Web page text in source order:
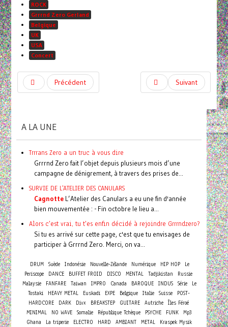
ROCK
Grrrnd Zero Gerland
Belgique
UK
USA
Concert
Précédent Suivant
A LA UNE
Trrrans Zero a un truc à vous dire
Grrrnd Zero fait l’objet depuis plusieurs mois d’une
campagne de dénigrement, à travers des prises de...
SURVIE DE L'ATELIER DES CANULARS
CagnotteL’Atelier des Canulars a eu une fin d'année
bien mouvementée : - Fin octobre le lieu a...
Alors c'est vrai, tu t'es enfin décidé à rejoindre Grrrndzero?
Si tu es arrivé sur cette page, c'est que tu envisages de
participer à Grrrnd Zero. Merci, on va...
DRUM Suède Indonésie Nouvelle-Zélande Numérique HIP HOP
Le
Periscope
DANCE BUFFET FROID DISCO MENTAL Tadjikistan
Russie
Malaysie
FANFARE Taiwan IMPRO Canada BAROQUE INDUS Série
Le
Tostaki
HEAVY METAL Euskadi EXPE Belgique Italie Suisse
POST-
HARDCORE
DARK Divx BREAKSTEP GUITARE Autriche
Îles Féroé
MINIMAL
NO WAVE Somalie République Tchèque PSYCHE FUNK Mp3
Ghana
La triperie ELECTRO HARD AMBIANT METAL
Kraspek Mysik